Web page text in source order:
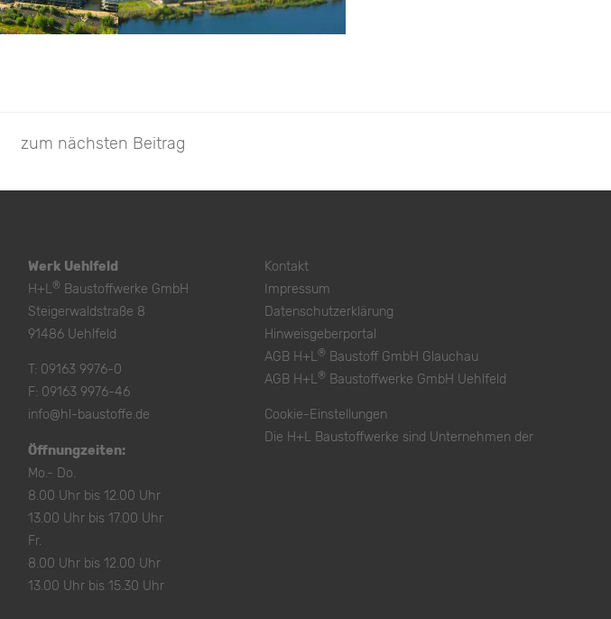
zum nächsten Beitrag
Werk Uehlfeld
H+L® Baustoffwerke GmbH
Steigerwaldstraße 8
91486 Uehlfeld
T: 09163 9976-0
F: 09163 9976-46
info@hl-baustoffe.de
Öffnungzeiten:
Mo.- Do.
8.00 Uhr bis 12.00 Uhr
13.00 Uhr bis 17.00 Uhr
Fr.
8.00 Uhr bis 12.00 Uhr
13.00 Uhr bis 15.30 Uhr
Kontakt
Impressum
Datenschutzerklärung
Hinweisgeberportal
AGB H+L® Baustoff GmbH Glauchau
AGB H+L® Baustoffwerke GmbH Uehlfeld
Cookie-Einstellungen
Die H+L Baustoffwerke sind Unternehmen der